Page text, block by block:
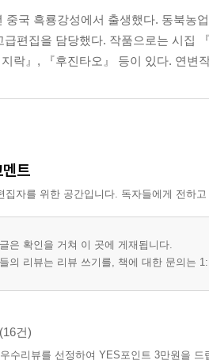
중국 흑룡강성에서 출생했다. 동북농
급편집을 담당했다. 작품으로는 시집
지락』, 『후진타오』 등이 있다. 연
트
집자를 위한 공간입니다. 독자들에게 전하
은 확인을 거쳐 이 곳에 게재됩니다.
의 리뷰는 리뷰 쓰기를, 책에 대한 문의는
(16건)
수리뷰를 선정하여 YES포인트 3만원을 드